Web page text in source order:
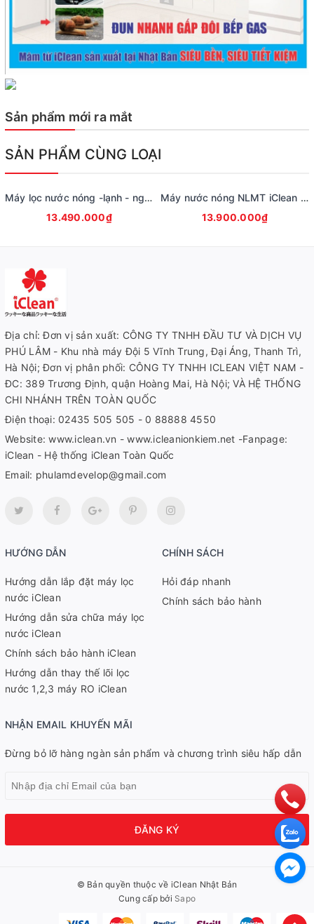
Sản phẩm mới ra mắt
SẢN PHẨM CÙNG LOẠI
Máy lọc nước nóng -lạnh - nguội inverter hiển thị nhiệt độ iClean ICS08K
13.490.000₫
Máy nước nóng NLMT iClean Titan 160L
13.900.000₫
Địa chỉ: Đơn vị sản xuất: CÔNG TY TNHH ĐẦU TƯ VÀ DỊCH VỤ
PHÚ LÂM - Khu nhà máy Đội 5 Vĩnh Trung, Đại Áng, Thanh Trì,
Hà Nội; Đơn vị phân phối: CÔNG TY TNHH ICLEAN VIỆT NAM -
ĐC: 389 Trương Định, quận Hoàng Mai, Hà Nội; VÀ HỆ THỐNG
CHI NHÁNH TRÊN TOÀN QUỐC
Điện thoại: 02435 505 505 - 0 88888 4550
Website:www.iclean.vn - www.icleanionkiem.net -Fanpage:
iClean - Hệ thống iClean Toàn Quốc
Email: phulamdevelop@gmail.com
HƯỚNG DẪN
Hướng dẫn lắp đặt máy lọc
nước iClean
Hướng dẫn sửa chữa máy lọc
nước iClean
Chính sách bảo hành iClean
Hướng dẫn thay thế lõi lọc
nước 1,2,3 máy RO iClean
CHÍNH SÁCH
Hỏi đáp nhanh
Chính sách bảo hành
NHẬN EMAIL KHUYẾN MÃI
Đừng bỏ lỡ hàng ngàn sản phẩm và chương trình siêu hấp dẫn
ĐĂNG KÝ
© Bản quyền thuộc về iClean Nhật Bản
Cung cấp bởi Sapo